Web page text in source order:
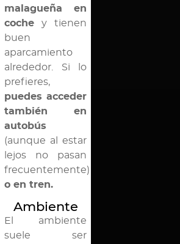
malagueña en
coche y tienen
buen
aparcamiento
alrededor. Si lo
prefieres,
puedes acceder
también en
autobús
(aunque al estar
lejos no pasan
frecuentemente)
o en tren.
Ambiente
El ambiente
suele ser